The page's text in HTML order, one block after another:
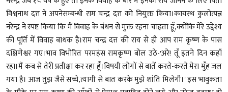
विश्वनाथ दत्त ने अपनेसम्बन्धी राम चन्द्र दत्त को नियुक्त किया।कायस्थ कुलोत्पन्न
नरेन्द्र ने स्पष्ट किया कि मैं विवाह के बंधन से मुक्त रहना चाहता हूँ,क्योंकि मेरे उद्देश्य
की पूर्ति में विवाह बाधक है।राम चन्द्र दत्त की राय से ही आप राम कृष्ण के पास
दक्षिणेश्वर गए।भाव विभोरित परमहंस रामकृष्ण बोल उठे-'अरे! तूँ इतने दिन कहाँ
रहा।मैं कब से तेरी प्रतीक्षा कर रहा हूँ।विषयी लोगों से बातें करते-करते मेरा मुँह जल
गया है। आज तुझ जैसे सच्चे,त्यागी से बात करके मुझे शांति मिलेगी।' इस भावुकता